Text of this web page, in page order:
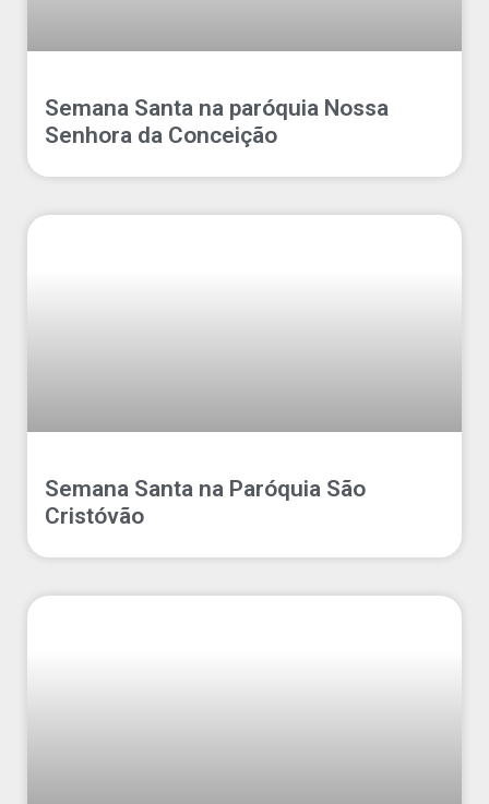
Semana Santa na paróquia Nossa
Senhora da Conceição
Semana Santa na Paróquia São
Cristóvão